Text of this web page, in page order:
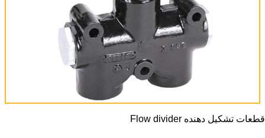
قطعات تشکیل دهنده Flow divider